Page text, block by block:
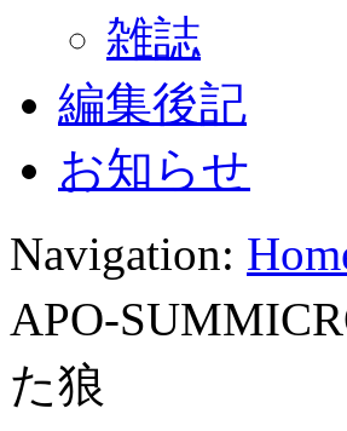
雑誌
編集後記
お知らせ
Navigation:
APO-
た狼